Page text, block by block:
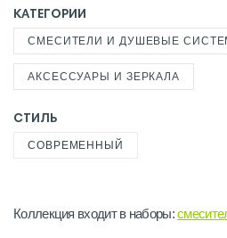
КАТЕГОРИИ
СМЕСИТЕЛИ И ДУШЕВЫЕ
АКСЕССУАРЫ И ЗЕРКАЛА
СТИЛЬ
СОВРЕМЕННЫЙ
Коллекция входит в наборы: